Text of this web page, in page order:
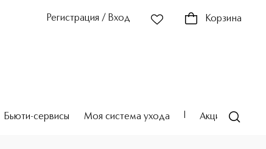
Регистрация / Вход Корзина
Бьюти-сервисы Моя система ухода Акции